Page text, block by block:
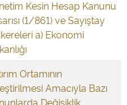
Kesin Hesap Kanunu
(1/861) ve Sayıştay
a) Ekonomi
Ortamının
Amacıyla Bazı
Değişiklik